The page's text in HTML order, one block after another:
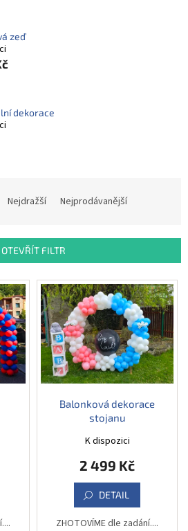
zeď
dekorace
Nejdražší Nejprodávanější
OTEVŘÍT FILTR
Balonková dekorace
stojanu
K dispozici
2 499 Kč
DETAIL
ZHOTOVÍME dle zadání....